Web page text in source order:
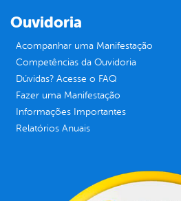
Ouvidoria
Acompanhar uma Manifestação
Competências da Ouvidoria
Dúvidas? Acesse o FAQ
Fazer uma Manifestação
Informações Importantes
Relatórios Anuais